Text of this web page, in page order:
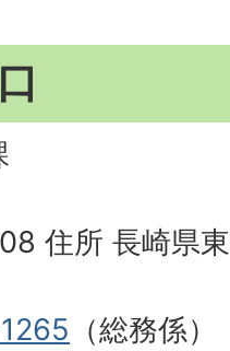
住所 長崎県
（総務係）